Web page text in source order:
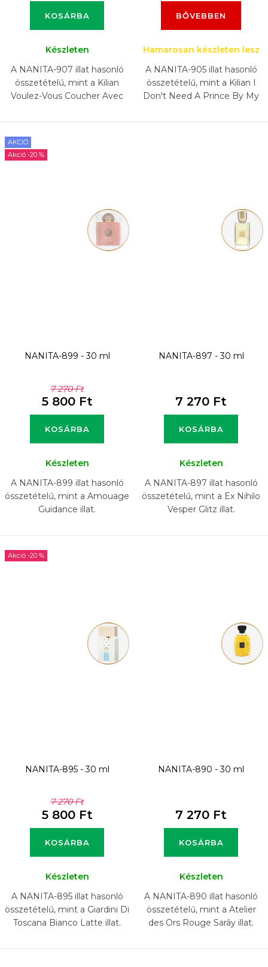
KOSÁRBA
Készleten
A NANITA-907 illat hasonló
összetételű, mint a Kilian
Voulez-Vous Coucher Avec
BŐVEBBEN
Hamarosan készleten lesz
A NANITA-905 illat hasonló
összetételű, mint a Kilian I
Don't Need A Prince By My
AKCIÓ
-20 %
NANITA-899 - 30 ml
7 270 Ft
5 800 Ft
KOSÁRBA
Készleten
A NANITA-899 illat hasonló
összetételű, mint a Amouage
Guidance illat.
NANITA-897 - 30 ml
7 270 Ft
KOSÁRBA
Készleten
A NANITA-897 illat hasonló
összetételű, mint a Ex Nihilo
Vesper Glitz illat.
-20 %
NANITA-895 - 30 ml
7 270 Ft
5 800 Ft
KOSÁRBA
Készleten
A NANITA-895 illat hasonló
összetételű, mint a Giardini Di
Toscana Bianco Latte illat.
NANITA-890 - 30 ml
7 270 Ft
KOSÁRBA
Készleten
A NANITA-890 illat hasonló
összetételű, mint a Atelier
des Ors Rouge Sarây illat.